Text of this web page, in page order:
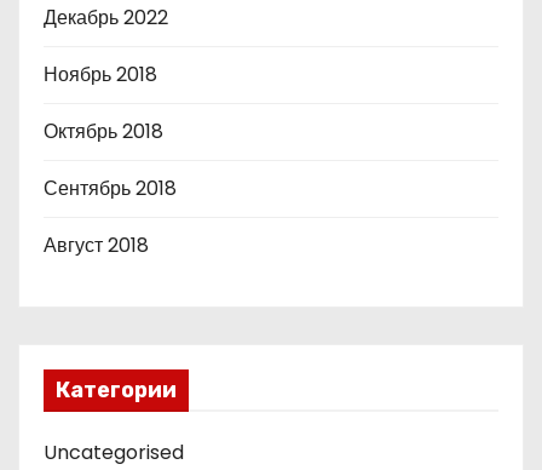
Декабрь 2022
Ноябрь 2018
Октябрь 2018
Сентябрь 2018
Август 2018
Категории
Uncategorised